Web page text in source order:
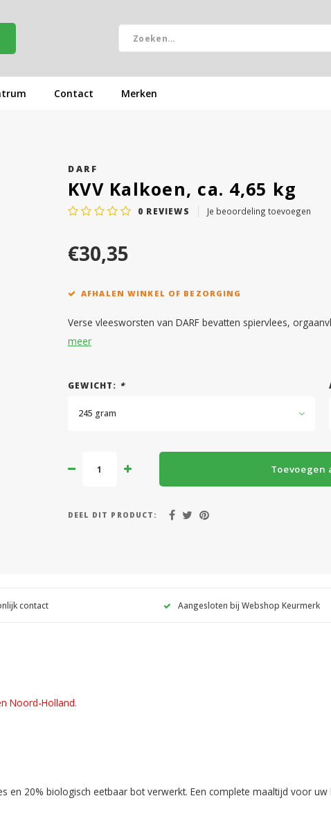
Contact Merken
DARF
KVV Kalkoen, ca. 4,65 kg
0 REVIEWS Je beoordeling toevoegen
€30,35
AFHALEN WINKEL OF BEZORGING
Verse vleesworsten van DARF bevatten spiervlees,
meer
GEWICHT: *
245 gram
Toevoegen
DEEL DIT PRODUCT:
contact Aangesloten bij Webshop Keurmerk
Noord-Holland.
en 20% biologisch eetbaar bot verwerkt. Een complete maaltijd voor